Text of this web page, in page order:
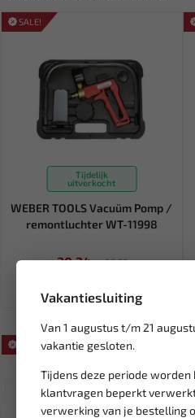
Vakantiesluiting
Van 1 augustus t/m 21
vakantie gesloten.
Tijdens deze periode worden
klantvragen beperkt
verwerking van je bestelling
SALE!
Tijdelijk
uitverkocht
WEBER TOOLS Vacuüm Pomp /
remontluchter WT-11998
30,34
35,70
SALE!